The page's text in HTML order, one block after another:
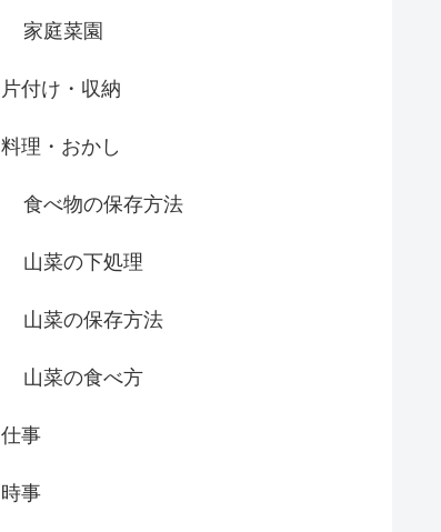
家庭菜園
片付け・収納
料理・おかし
食べ物の保存方法
山菜の下処理
山菜の保存方法
山菜の食べ方
仕事
時事